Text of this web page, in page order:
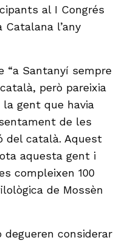
al I Congrés
l’any
“a Santanyí sempre
però pareixia
gent que havia
de les
del català. Aquest
aquesta gent i
compleixen 100
de Mossèn
considerar